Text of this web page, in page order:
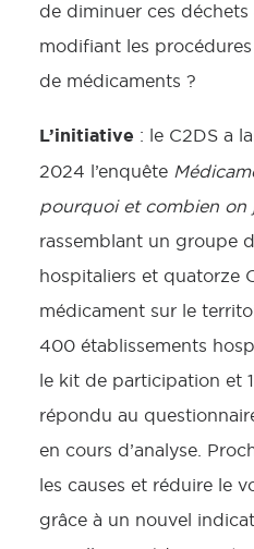
de diminuer ces déchets
modifiant les
de médicaments ?
L’initiative : le C2DS a
2024 l’enquête
pourquoi et combien on
rassemblant un groupe
hospitaliers et quatorze
médicament sur le
400 établissements
le kit de participation et
répondu au
en cours d’analyse.
les causes et réduire le
grâce à un nouvel